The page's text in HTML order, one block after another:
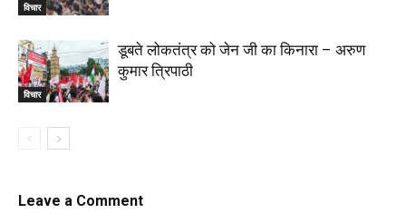
विचार
विचार
डूबते लोकतंत्र को जेन जी का किनारा – अरुण
कुमार त्रिपाठी
Leave a Comment